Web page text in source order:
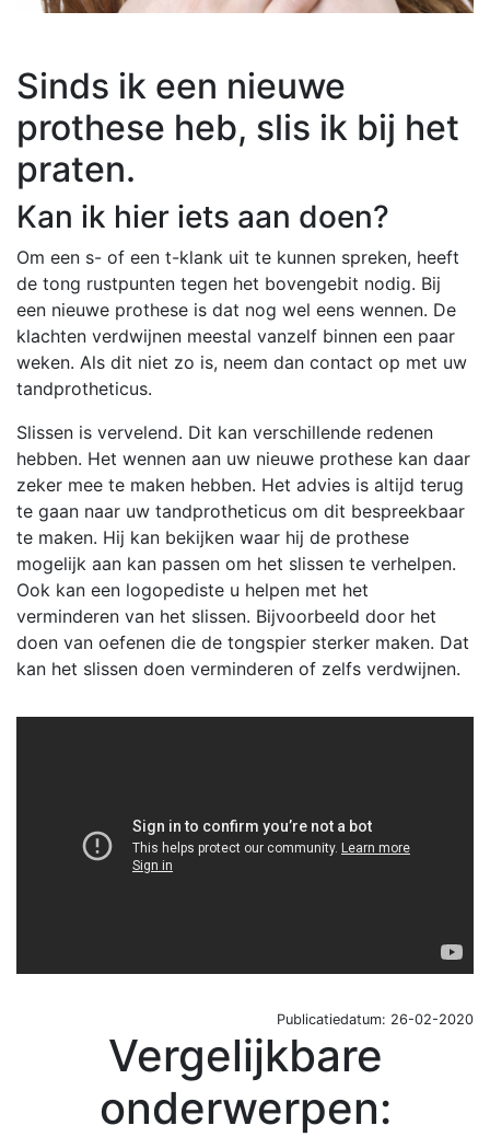
Sinds ik een nieuwe
prothese heb, slis ik bij het
praten.
Kan ik hier iets aan doen?
Om een s- of een t-klank uit te kunnen spreken, heeft
de tong rustpunten tegen het bovengebit nodig. Bij
een nieuwe prothese is dat nog wel eens wennen. De
klachten verdwijnen meestal vanzelf binnen een paar
weken. Als dit niet zo is, neem dan contact op met uw
tandprotheticus.
Slissen is vervelend. Dit kan verschillende redenen
hebben. Het wennen aan uw nieuwe prothese kan daar
zeker mee te maken hebben. Het advies is altijd terug
te gaan naar uw tandprotheticus om dit bespreekbaar
te maken. Hij kan bekijken waar hij de prothese
mogelijk aan kan passen om het slissen te verhelpen.
Ook kan een logopediste u helpen met het
verminderen van het slissen. Bijvoorbeeld door het
doen van oefenen die de tongspier sterker maken. Dat
kan het slissen doen verminderen of zelfs verdwijnen.
Publicatiedatum: 26-02-2020
Vergelijkbare
onderwerpen: